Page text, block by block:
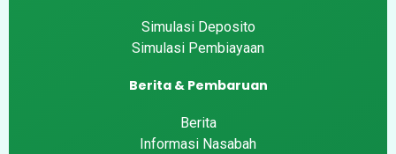
Simulasi Deposito
Simulasi Pembiayaan
Berita & Pembaruan
Berita
Informasi Nasabah